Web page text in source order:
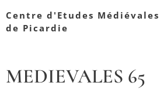
Centre d'Etudes Médiévales
de Picardie
MEDIEVALES 65